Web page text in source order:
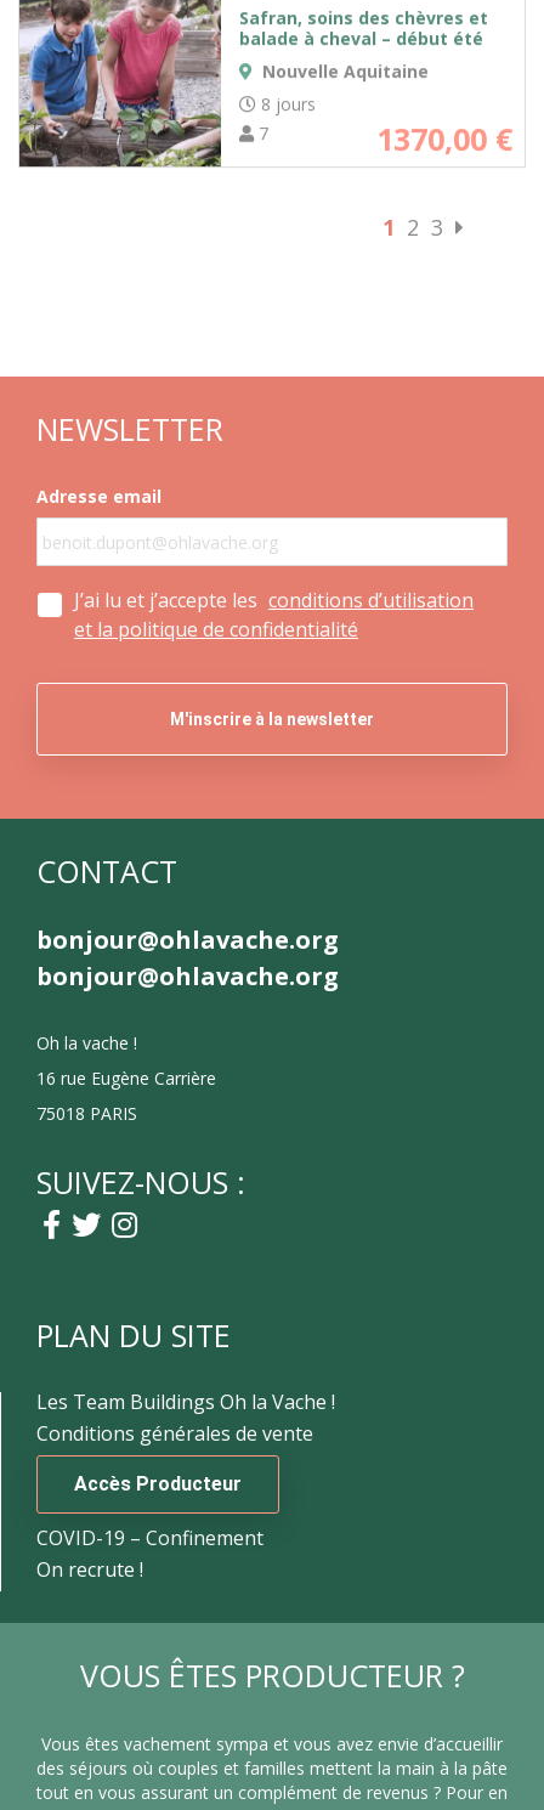
Safran, soins des chèvres et
balade à cheval – début été
Nouvelle Aquitaine
8 jours
7
1370,00 €
1 2 3
NEWSLETTER
Adresse email
J’ai lu et j’accepte les conditions d’utilisation
et la politique de confidentialité
CONTACT
bonjour@ohlavache.org
bonjour@ohlavache.org
Oh la vache !
16 rue Eugène Carrière
75018 PARIS
SUIVEZ-NOUS :
PLAN DU SITE
Les Team Buildings Oh la Vache !
Conditions générales de vente
Accès Producteur
COVID-19 – Confinement
On recrute !
VOUS ÊTES PRODUCTEUR ?
Vous êtes vachement sympa et vous avez envie d’accueillir
des séjours où couples et familles mettent la main à la pâte
tout en vous assurant un complément de revenus ? Pour en